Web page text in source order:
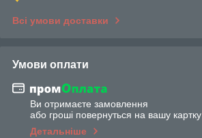
Всі умови доставки
Умови оплати
Ви отримаєте замовлення
або гроші повернуться на вашу картку
Детальніше